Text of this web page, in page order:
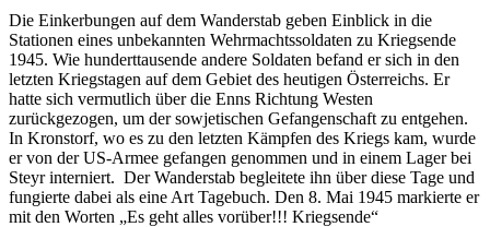
Die Einkerbungen auf dem Wanderstab geben Einblick in die
Stationen eines unbekannten Wehrmachtssoldaten zu Kriegsende
1945. Wie hunderttausende andere Soldaten befand er sich in den
letzten Kriegstagen auf dem Gebiet des heutigen Österreichs. Er
hatte sich vermutlich über die Enns Richtung Westen
zurückgezogen, um der sowjetischen Gefangenschaft zu entgehen.
In Kronstorf, wo es zu den letzten Kämpfen des Kriegs kam, wurde
er von der US-Armee gefangen genommen und in einem Lager bei
Steyr interniert. Der Wanderstab begleitete ihn über diese Tage und
fungierte dabei als eine Art Tagebuch. Den 8. Mai 1945 markierte er
mit den Worten „Es geht alles vorüber!!! Kriegsende“